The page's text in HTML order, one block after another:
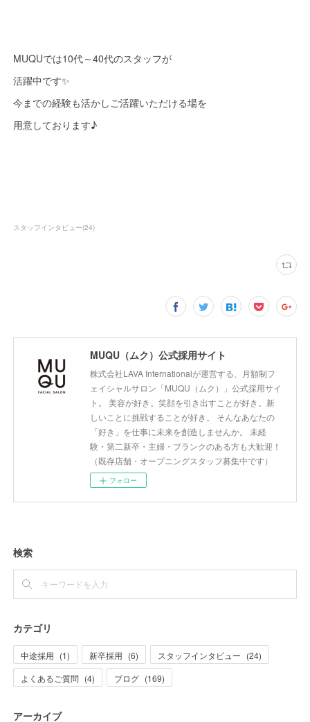
MUQUでは10代～40代のスタッフが
活躍中です✨
今までの経験も活かしご活躍いただける場を
用意しております♪
スタッフインタビュー(24)
MUQU（ムク）公式採用サイト
株式会社LAVA Internationalが運営する、月額制フ
ェイシャルサロン「MUQU（ムク）」公式採用サイ
ト。 美容が好き。笑顔を引き出すことが好き。新
しいことに挑戦することが好き。 そんなあなたの
「好き」を仕事に未来を創造しませんか。 未経
験・第二新卒・主婦・ブランクのある方も大歓迎！
（既存店舗・オープニングスタッフ募集中です）
フォロー
検索
カテゴリ
中途採用 (1) 新卒採用 (6) スタッフインタビュー (24)
よくあるご質問 (4) ブログ (169)
アーカイブ